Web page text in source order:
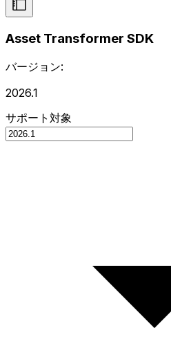
Asset Transformer SDK
バージョン:
2026.1
サポート対象